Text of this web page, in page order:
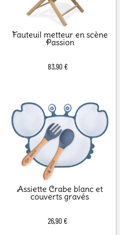
Fauteuil metteur en scène
Passion
83,90 €
Assiette Crabe blanc et
couverts gravés
26,90 €